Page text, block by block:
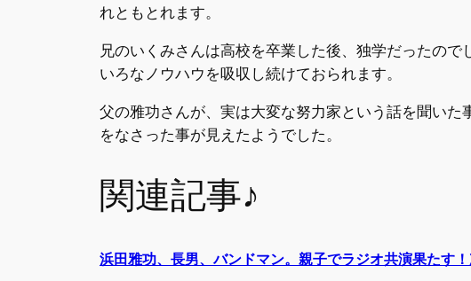
れともとれます。
兄のいくみさんは高校を卒業した後、独学だったの
いろなノウハウを吸収し続けておられます。
父の雅功さんが、実は大変な努力家という話を聞い
をなさった事が見えたようでした。
関連記事♪
浜田雅功、長男、バンドマン。親子でラジオ共演果たす